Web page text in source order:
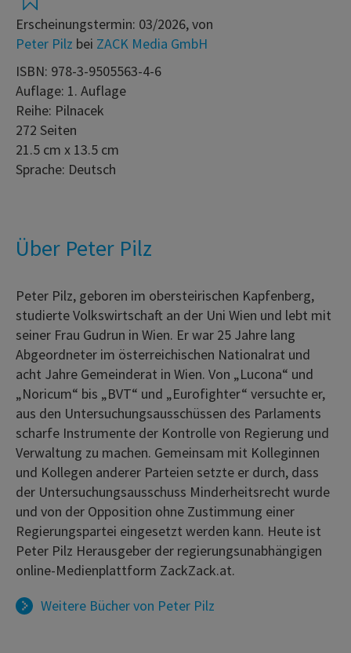
Erscheinungstermin: 03/2026, von
Peter Pilz bei ZACK Media GmbH
ISBN: 978-3-9505563-4-6
Auflage: 1. Auflage
Reihe: Pilnacek
272 Seiten
21.5 cm x 13.5 cm
Sprache: Deutsch
Über Peter Pilz
Peter Pilz, geboren im obersteirischen Kapfenberg,
studierte Volkswirtschaft an der Uni Wien und lebt mit
seiner Frau Gudrun in Wien. Er war 25 Jahre lang
Abgeordneter im österreichischen Nationalrat und
acht Jahre Gemeinderat in Wien. Von „Lucona“ und
„Noricum“ bis „BVT“ und „Eurofighter“ versuchte er,
aus den Untersuchungsausschüssen des Parlaments
scharfe Instrumente der Kontrolle von Regierung und
Verwaltung zu machen. Gemeinsam mit Kolleginnen
und Kollegen anderer Parteien setzte er durch, dass
der Untersuchungsausschuss Minderheitsrecht wurde
und von der Opposition ohne Zustimmung einer
Regierungspartei eingesetzt werden kann. Heute ist
Peter Pilz Herausgeber der regierungsunabhängigen
online-Medienplattform ZackZack.at.
Weitere Bücher von Peter Pilz